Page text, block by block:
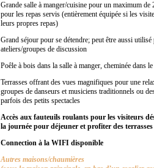
Grande salle à manger/cuisine pour un maximum de
pour les repas servis (entièrement équipée si les
leurs propres repas)
Grand séjour pour se détendre; peut être aussi utilisé
ateliers/groupes de discussion
Poêle à bois dans la salle à manger, cheminée dans
Terrasses offrant des vues magnifiques pour une
groupes de danseurs et musiciens traditionnels ou
parfois des petits spectacles
Accès aux fauteuils roulants pour les visiteurs
la journée pour déjeuner et profiter des terrasses
Connection à la WIFI disponible
Autres maisons/chaumières